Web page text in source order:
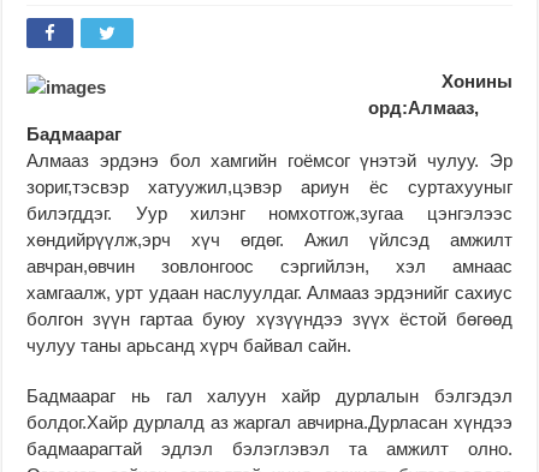
Хонины
орд:Алмааз,
Бадмаараг
Алмааз эрдэнэ бол хамгийн гоёмсог үнэтэй чулуу. Эр
зориг,тэсвэр хатуужил,цэвэр ариун ёс суртахууныг
билэгддэг. Уур хилэнг номхотгож,зугаа цэнгэлээс
хөндийрүүлж,эрч хүч өгдөг. Ажил үйлсэд амжилт
авчран,өвчин зовлонгоос сэргийлэн, хэл амнаас
хамгаалж, урт удаан наслуулдаг. Алмааз эрдэнийг сахиус
болгон зүүн гартаа буюу хүзүүндээ зүүх ёстой бөгөөд
чулуу таны арьсанд хүрч байвал сайн.
Бадмаараг нь гал халуун хайр дурлалын бэлгэдэл
болдог.Хайр дурлалд аз жаргал авчирна.Дурласан хүндээ
бадмаарагтай эдлэл бэлэглэвэл та амжилт олно.